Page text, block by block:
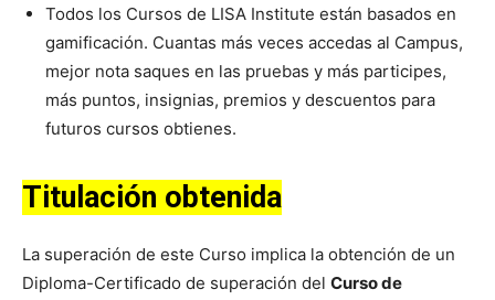
Todos los Cursos de LISA Institute están basados en
gamificación. Cuantas más veces accedas al Campus,
mejor nota saques en las pruebas y más participes,
más puntos, insignias, premios y descuentos para
futuros cursos obtienes.
Titulación obtenida
La superación de este Curso implica la obtención de un
Diploma-Certificado de superación del Curso de